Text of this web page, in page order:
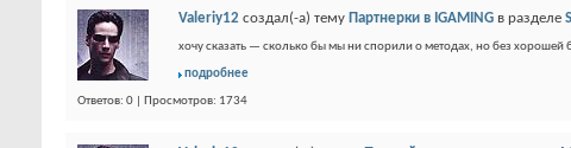
Valeriy12 создал(-а) тему Партнерки в IGAMING в разделе
хочу сказать — сколько бы мы ни спорили о методах, но без хорошей
подробнее
Ответов: 0 | Просмотров: 1734